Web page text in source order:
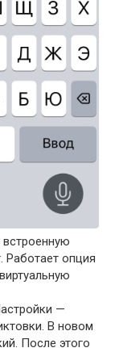
Работает опция
—
В новом
После этого